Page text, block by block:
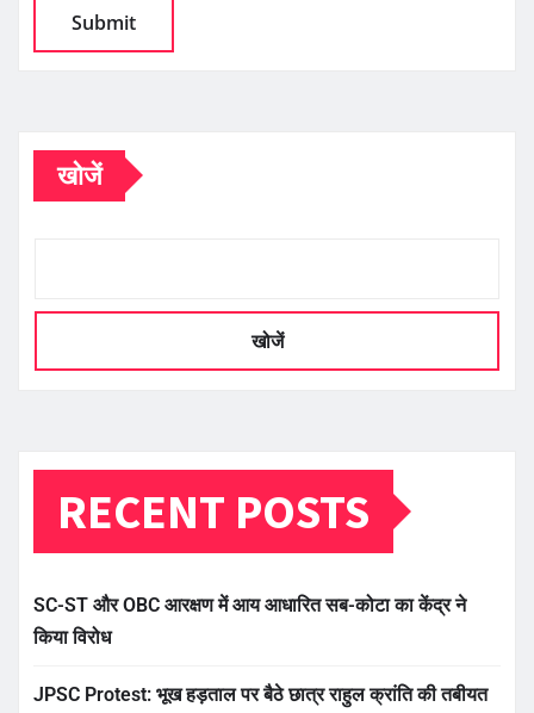
खोजें
खोजें
RECENT POSTS
SC-ST और OBC आरक्षण में आय आधारित सब-कोटा का केंद्र ने
किया विरोध
JPSC Protest: भूख हड़ताल पर बैठे छात्र राहुल क्रांति की तबीयत